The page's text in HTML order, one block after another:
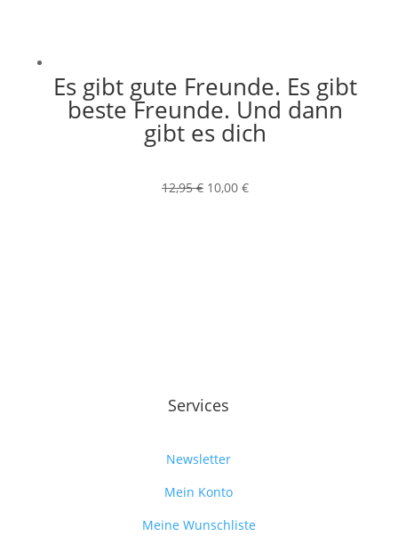
Es gibt gute Freunde. Es gibt
beste Freunde. Und dann
gibt es dich
12,95€ Ursprünglicher
10,00 €Aktueller
Services
Newsletter
Mein Konto
Meine Wunschliste